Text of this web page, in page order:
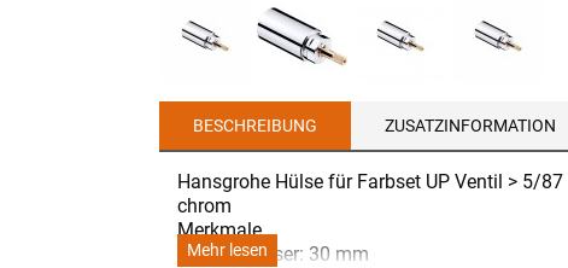
BESCHREIBUNG ZUSATZINFORMATION
Hansgrohe Hülse für Farbset UP Ventil > 5/87
chrom
Merkmale
- Durchmesser: 30 mm
Mehr lesen